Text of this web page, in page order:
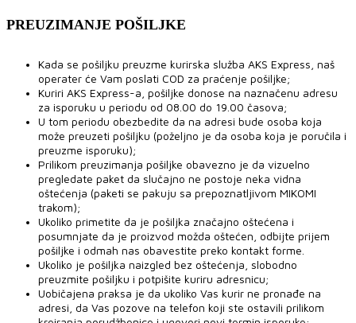
PREUZIMANJE POŠILJKE
Kada se pošiljku preuzme kurirska služba AKS Express, naš
operater će Vam poslati COD za praćenje pošiljke;
Kuriri AKS Express-a, pošiljke donose na naznačenu adresu
za isporuku u periodu od 08.00 do 19.00 časova;
U tom periodu obezbedite da na adresi bude osoba koja
može preuzeti pošiljku (poželjno je da osoba koja je poručila i
preuzme isporuku);
Prilikom preuzimanja pošiljke obavezno je da vizuelno
pregledate paket da slučajno ne postoje neka vidna
oštećenja (paketi se pakuju sa prepoznatljivom MIKOMI
trakom);
Ukoliko primetite da je pošiljka značajno oštećena i
posumnjate da je proizvod možda oštećen, odbijte prijem
pošiljke i odmah nas obavestite preko kontakt forme.
Ukoliko je pošiljka naizgled bez oštećenja, slobodno
preuzmite pošiljku i potpišite kuriru adresnicu;
Uobičajena praksa je da ukoliko Vas kurir ne pronađe na
adresi, da Vas pozove na telefon koji ste ostavili prilikom